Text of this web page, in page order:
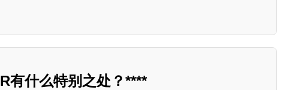
有什么特别之处？****